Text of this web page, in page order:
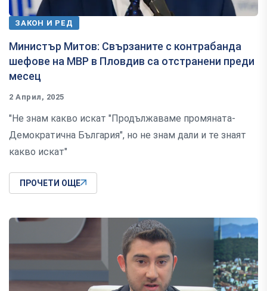
ЗАКОН И РЕД
Министър Митов: Свързаните с контрабанда
шефове на МВР в Пловдив са отстранени преди
месец
2 Април, 2025
"Не знам какво искат "Продължаваме промяната-
Демократична България", но не знам дали и те знаят
какво искат"
ПРОЧЕТИ ОЩЕ